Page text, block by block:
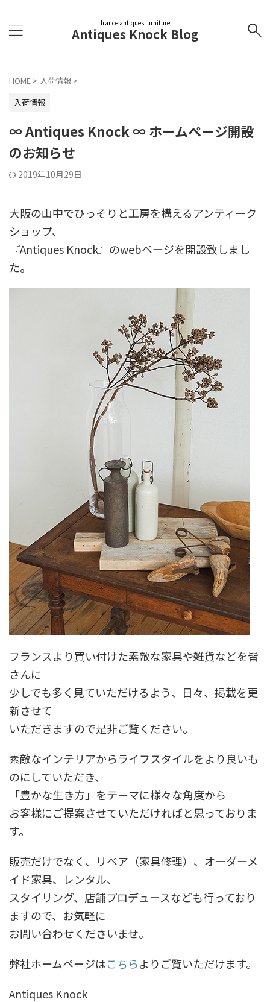
france antiques furniture
Antiques Knock Blog
HOME > 入荷情報 >
入荷情報
∞ Antiques Knock ∞ ホームページ開設
のお知らせ
2019年10月29日
大阪の山中でひっそりと工房を構えるアンティーク
ショップ、
『Antiques Knock』のwebページを開設致しまし
た。
フランスより買い付けた素敵な家具や雑貨などを皆
さんに
少しでも多く見ていただけるよう、日々、掲載を更
新させて
いただきますので是非ご覧ください。
素敵なインテリアからライフスタイルをより良いも
のにしていただき、
「豊かな生き方」をテーマに様々な角度から
お客様にご提案させていただければと思っておりま
す。
販売だけでなく、リペア（家具修理）、オーダーメ
イド家具、レンタル、
スタイリング、店舗プロデュースなども行っており
ますので、お気軽に
お問い合わせくださいませ。
弊社ホームページはこちらよりご覧いただけます。
Antiques Knock